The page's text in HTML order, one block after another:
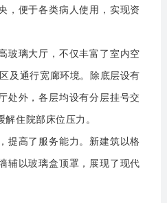
，便于各类病人使用，实现资
玻璃大厅，不仅丰富了室内空
及通行宽廊环境。除底层设有
处外，各层均设有分层挂号交
住院部床位压力。
提高了服务能力。新建筑以格
辅以玻璃盒顶罩，展现了现代